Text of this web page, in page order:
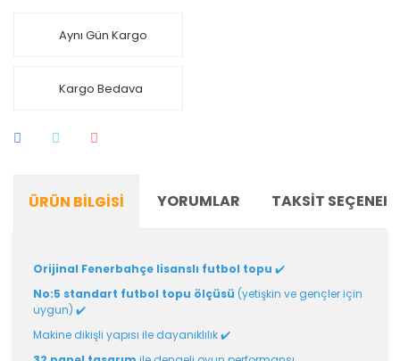
Aynı Gün Kargo
Kargo Bedava
ÜRÜN BILGISI YORUMLAR TAKSIT
Orijinal Fenerbahçe lisanslı futbol topu ✔️
No:5 standart futbol topu ölçüsü (yetişkin ve gençler için
uygun) ✔️
Makine dikişli yapısı ile dayanıklılık ✔️